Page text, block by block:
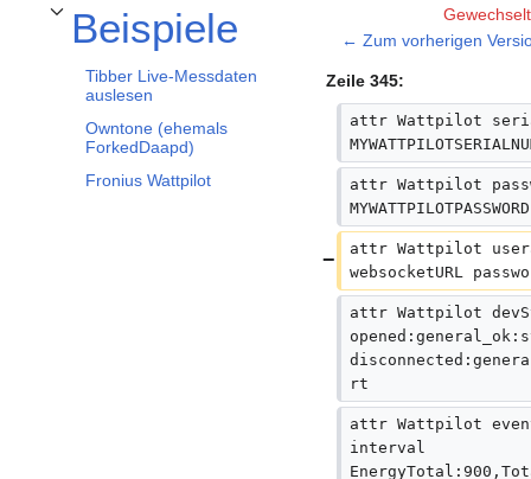
Beispiele
Unterabschnitt Beispiele umschalten
Tibber Live-Messdaten
auslesen
Owntone (ehemals
ForkedDaapd)
Fronius Wattpilot
Gewechselt
← Zum vorherigen
Zeile 345:
attr Wattpilot
attr Wattpilot
MYWATTPILOTPASSWORD
attr Wattpilot
websocketURL
attr Wattpilot
rt
attr Wattpilot
interval